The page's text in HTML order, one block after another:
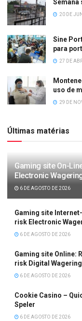
Semana
20 DE
Sine
para
27 DE
uso de
29 DE
Últimas matérias
Gaming site On-
Electronic
6 DE AGOSTO DE 2026
Gaming site
risk Electronic
6 DE AGOSTO DE 2026
Gaming site Online:
risk Digital Wagering
6 DE AGOSTO DE 2026
Cookie Casino –
Speler
6 DE AGOSTO DE 2026